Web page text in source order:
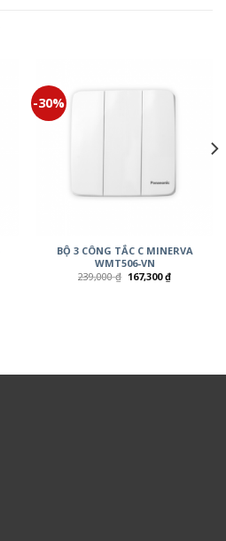
-30%
BỘ 3 CÔNG TẮC C MINERVA
WMT506-VN
239,000₫ 167,300₫